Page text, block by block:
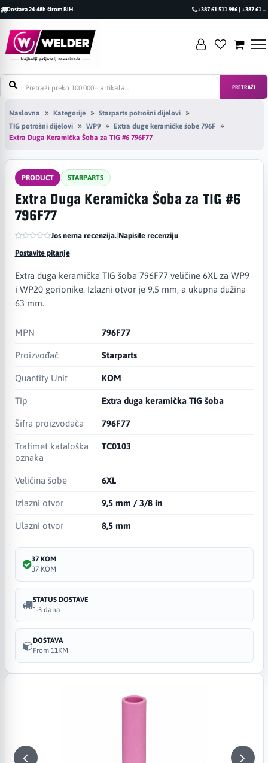
Dostava 24-48h širom BiH +387 61 511 986 | +387 61 493 470
PRETRAŽI
Naslovna Kategorije
Starparts potrošni dijelovi
TIG potrošni dijelovi
WP9
Extra duge keramičke šobe 796F
Extra Duga Keramička Šoba za TIG #6 796F77
PRODUCT STARPARTS
Extra Duga Keramička Šoba za TIG #6
796F77
Jos nema recenzija.|Napisite recenziju
Postavite pitanje
Extra duga keramička TIG šoba 796F77 veličine 6XL za WP9
i WP20 gorionike. Izlazni otvor je 9,5 mm, a ukupna dužina
63 mm.
MPN 796F77
Proizvođač Starparts
Quantity Unit KOM
Tip Extra duga keramička TIG šoba
Šifra proizvođača 796F77
Trafimet kataloška
oznaka
TC0103
Veličina šobe 6XL
Izlazni otvor 9,5 mm / 3/8 in
Ulazni otvor 8,5 mm
37 KOM
37 KOM
STATUS DOSTAVE
1-3 dana
DOSTAVA
From 11KM